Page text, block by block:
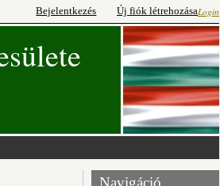
Login
Bejelentkezés Új fiók létrehozása
Navigáció